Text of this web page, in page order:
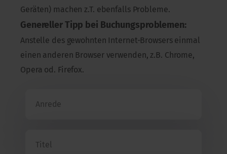
Geräten) machen z.T. ebenfalls Probleme.
Genereller Tipp bei Buchungsproblemen:
Anstelle des gewohnten Internet-Browsers einmal
einen anderen Browser verwenden, z.B. Chrome,
Opera od. Firefox.